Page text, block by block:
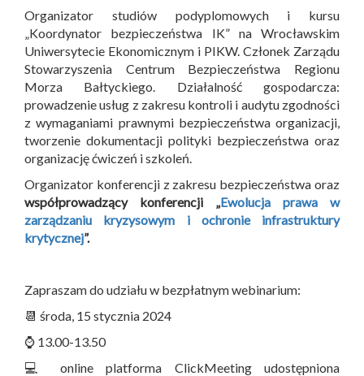
Organizator studiów podyplomowych i kursu
„Koordynator bezpieczeństwa IK” na Wrocławskim
Uniwersytecie Ekonomicznym i PIKW. Członek Zarządu
Stowarzyszenia Centrum Bezpieczeństwa Regionu
Morza Bałtyckiego. Działalność gospodarcza:
prowadzenie usług z zakresu kontroli i audytu zgodności
z wymaganiami prawnymi bezpieczeństwa organizacji,
tworzenie dokumentacji polityki bezpieczeństwa oraz
organizację ćwiczeń i szkoleń.
Organizator konferencji z zakresu bezpieczeństwa oraz
współprowadzący konferencji „Ewolucja prawa w
zarządzaniu kryzysowym i ochronie infrastruktury
krytycznej”.
Zapraszam do udziału w bezpłatnym webinarium:
📆 środa, 15 stycznia 2024
⌚ 13.00-13.50
💻 online platforma ClickMeeting udostępniona